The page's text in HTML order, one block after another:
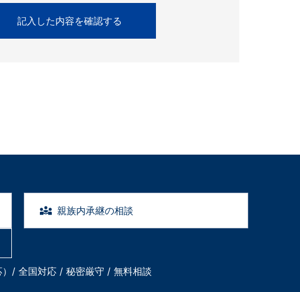
親族内承継の相談
/ 全国対応 / 秘密厳守 / 無料相談